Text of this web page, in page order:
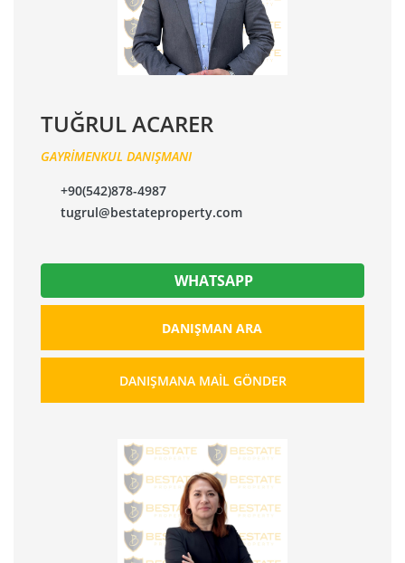
TUĞRUL ACARER
GAYRİMENKUL DANIŞMANI
+90(542)878-4987
tugrul@bestateproperty.com
WHATSAPP
DANIŞMAN ARA
DANIŞMANA MAIL GÖNDER